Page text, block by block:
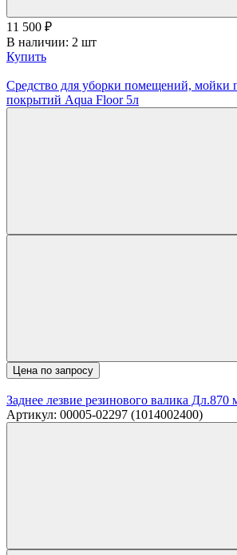
11 500 ₽
В наличии: 2 шт
Купить
Средство для уборки помещений, мойки
покрытий Aqua Floor 5л
Цена по запросу
Заднее лезвие резинового валика
Артикул: 00005-02297 (1014002400)